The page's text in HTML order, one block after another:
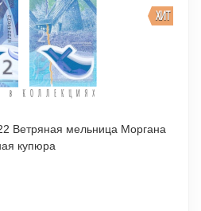
ХИТ
Ветряная мельница Моргана
купюра